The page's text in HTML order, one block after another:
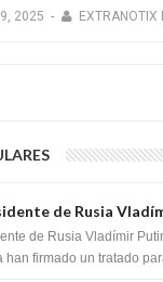
2025 - EXTRANOTIX
de Rusia
Galactica han
acabar con los
de Rusia Vladímir
han firmado un tratado